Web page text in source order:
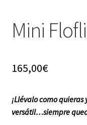
Mini Flofli
165,00€
¡Llévalo como
versátil…siempre